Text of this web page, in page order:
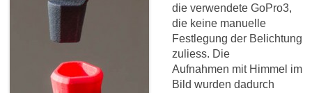
die verwendete GoPro3,
die keine manuelle
Festlegung der Belichtung
zuliess. Die
Aufnahmen mit Himmel im
Bild wurden dadurch